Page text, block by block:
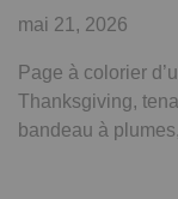
mai 21, 2026
Page à colorier
Thanksgiving,
bandeau à